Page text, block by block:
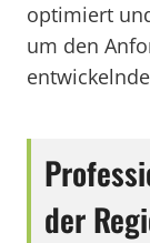
optimiert
um den
der